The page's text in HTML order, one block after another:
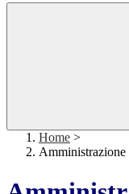
Home >
Amministrazione